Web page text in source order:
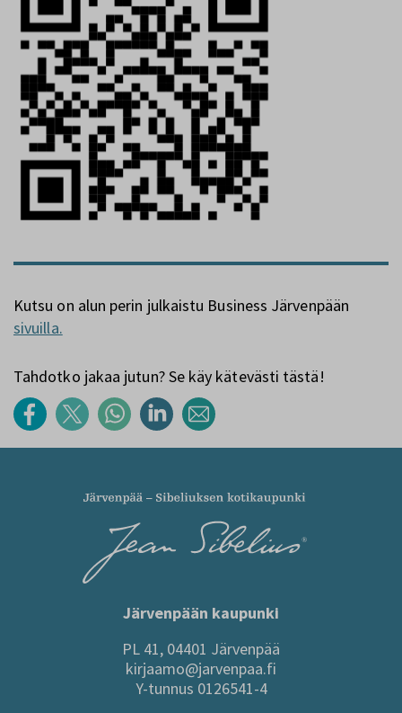
Kutsu on alun perin julkaistu Business Järvenpään
sivuilla.
Tahdotko jakaa jutun? Se käy kätevästi tästä!
Järvenpään kaupunki
PL 41, 04401 Järvenpää
kirjaamo@jarvenpaa.fi
Y-tunnus 0126541-4